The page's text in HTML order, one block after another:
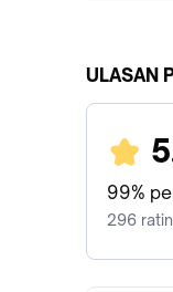
ULASAN
99%
296